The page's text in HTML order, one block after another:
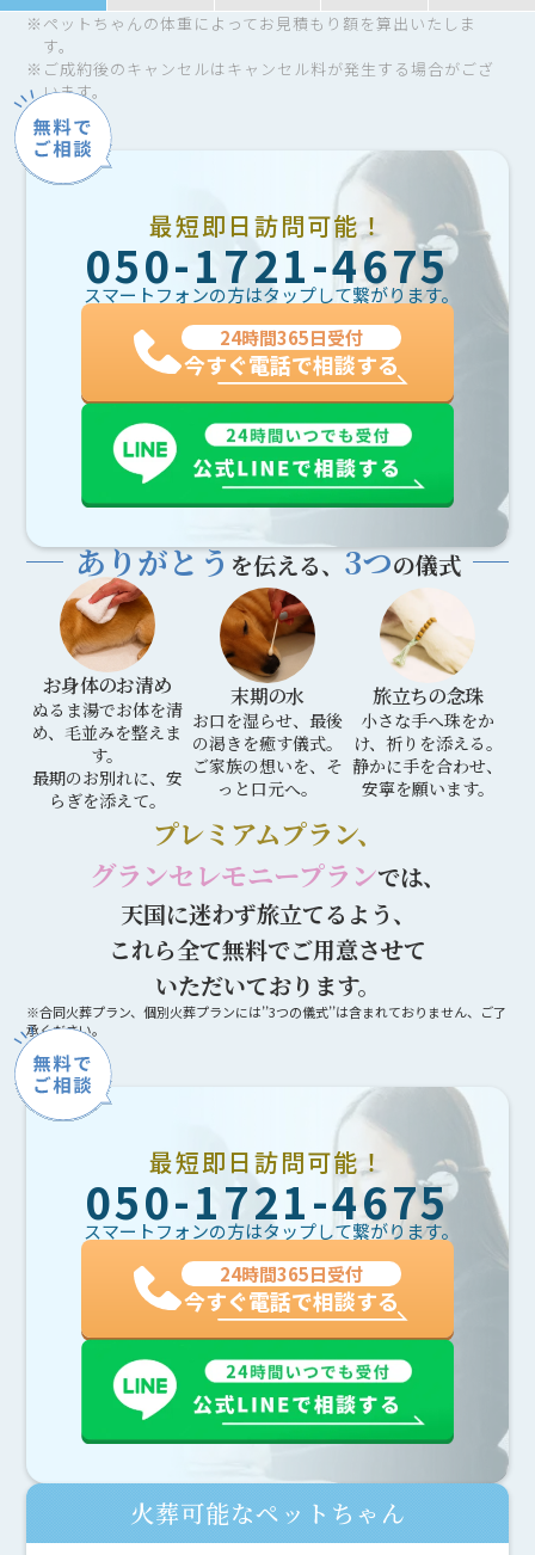
※ ペットちゃんの体重によってお見積もり額を算出いたしま
す。
※ ご成約後のキャンセルはキャンセル料が発生する場合がござ
います。
最短即日訪問可能！
050-1721-4675
スマートフォンの方はタップして繋がります。
24時間365日受付
今すぐ電話で相談する
ありがとうを伝える、 3つの儀式
お身体のお清め
ぬるま湯でお体を清
め、毛並みを整えま
す。
最期のお別れに、安
らぎを添えて。
末期の水
お口を湿らせ、最後
の渇きを癒す儀式。
ご家族の想いを、そ
っと口元へ。
旅立ちの念珠
小さな手へ珠をか
け、祈りを添える。
静かに手を合わせ、
安寧を願います。
プレミアムプラン、
グランセレモニープランでは、
天国に迷わず旅立てるよう、
これら全て無料でご用意させて
いただいております。
※合同火葬プラン、個別火葬プランには’’3つの儀式’’は含まれておりません、ご了
承ください。
最短即日訪問可能！
050-1721-4675
スマートフォンの方はタップして繋がります。
24時間365日受付
今すぐ電話で相談する
火葬可能なペットちゃん